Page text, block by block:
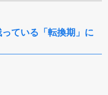
ている「転換期」に